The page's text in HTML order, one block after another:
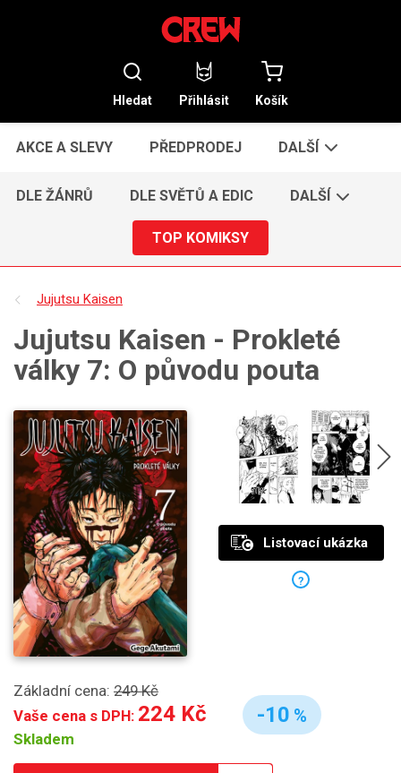
Hledat Přihlásit Košík
AKCE A SLEVY PŘEDPRODEJ DALŠÍ
DLE ŽÁNRŮ DLE SVĚTŮ A EDIC DALŠÍ
TOP KOMIKSY
Jujutsu Kaisen
Jujutsu Kaisen - Prokleté
války 7: O původu pouta
Základní cena: 249 Kč
Vaše cena s DPH: 224 Kč
Skladem
-10 %
Listovací ukázka
?